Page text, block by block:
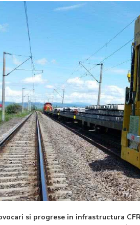
si progrese in infrastructura